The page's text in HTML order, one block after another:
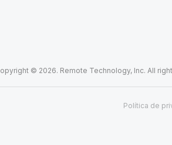
© 2026. Remote Technology, Inc. All
Política de